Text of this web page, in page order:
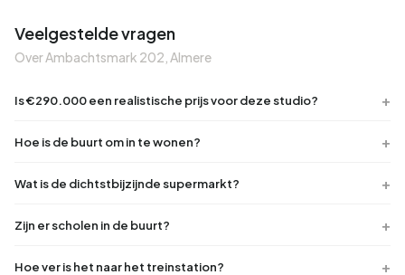
Veelgestelde vragen
Over Ambachtsmark 202, Almere
Is €290.000 een realistische prijs voor deze studio?
Hoe is de buurt om in te wonen?
Wat is de dichtstbijzijnde supermarkt?
Zijn er scholen in de buurt?
Hoe ver is het naar het treinstation?